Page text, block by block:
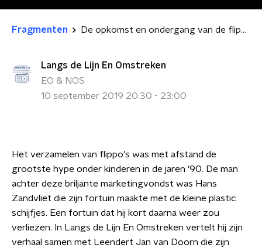
Fragmenten De opkomst en ondergang van de flippokoning
Langs de Lijn En Omstreken
EO & NOS
10 september 2019 20:30 - 23:00
Het verzamelen van flippo's was met afstand de
grootste hype onder kinderen in de jaren '90. De man
achter deze briljante marketingvondst was Hans
Zandvliet die zijn fortuin maakte met de kleine plastic
schijfjes. Een fortuin dat hij kort daarna weer zou
verliezen. In Langs de Lijn En Omstreken vertelt hij zijn
verhaal samen met Leendert Jan van Doorn die zijn